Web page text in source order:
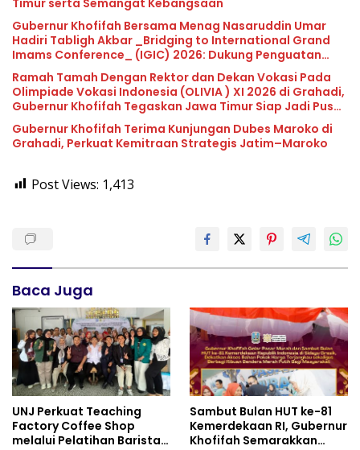
Gubernur Khofifah Bersama Menag Nasaruddin Umar
Hadiri Tabligh Akbar _Bridging to International Grand
Imams Conference_ (IGIC) 2026: Dukung Penguatan
Peran Masjid sebagai Pusat Peradaban, Diplomasi
Keagamaan dan Perdamaian Global
Ramah Tamah Dengan Rektor dan Dekan Vokasi Pada
Olimpiade Vokasi Indonesia (OLIVIA ) XI 2026 di Grahadi,
Gubernur Khofifah Tegaskan Jawa Timur Siap Jadi Pusat
Pengembangan Vokasi Nasional
Gubernur Khofifah Terima Kunjungan Dubes Maroko di
Grahadi, Perkuat Kemitraan Strategis Jatim–Maroko
Post Views: 1,413
Baca Juga
UNJ Perkuat Teaching
Factory Coffee Shop
melalui Pelatihan Barista
Sambut Bulan HUT ke-81
Kemerdekaan RI, Gubernur
Khofifah Semarakkan